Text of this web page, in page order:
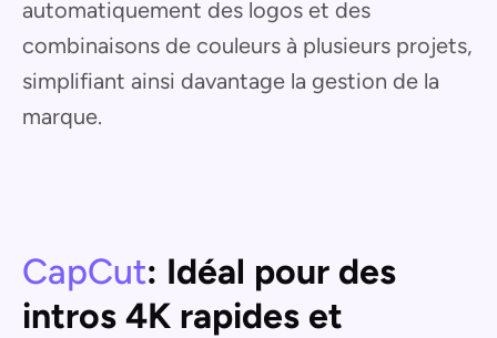
automatiquement des logos et des
combinaisons de couleurs à plusieurs projets,
simplifiant ainsi davantage la gestion de la
marque.
CapCut: Idéal pour des
intros 4K rapides et